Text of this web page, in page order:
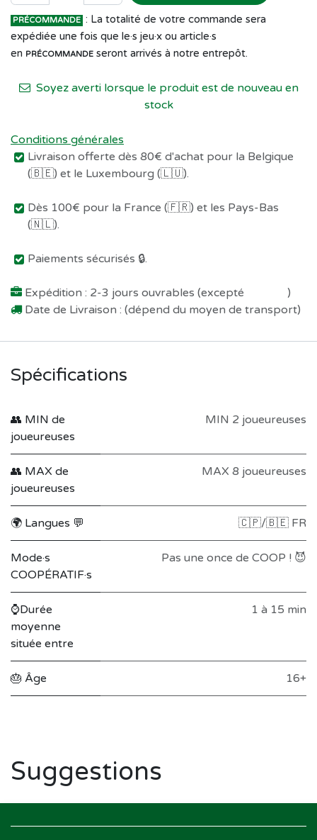
PRÉCOMMANDE : La totalité de votre commande sera
expédiée une fois que le·s jeu·x ou article·s
en PRÉCOMMANDE seront arrivés à notre entrepôt.
Soyez averti lorsque le produit est de nouveau en
stock
Conditions générales
Livraison offerte dès 80€ d'achat pour la Belgique
(🇧🇪) et le Luxembourg (🇱🇺).
Dès 100€ pour la France (🇫🇷) et les Pays-Bas
(🇳🇱).
Paiements sécurisés 🔒.
Expédition : 2-3 jours ouvrables (excepté
)
Date de Livraison : (dépend du moyen de transport)
Spécifications
👥 MIN de
joueureuses
MIN 2 joueureuses
👥 MAX de
joueureuses
MAX 8 joueureuses
🌍 Langues 💬 🇨🇵/🇧🇪 FR
Mode·s
COOPÉRATIF·s
Pas une once de COOP ! 😈
⌚Durée
moyenne
située entre
1 à 15 min
🎂 Âge 16+
Suggestions